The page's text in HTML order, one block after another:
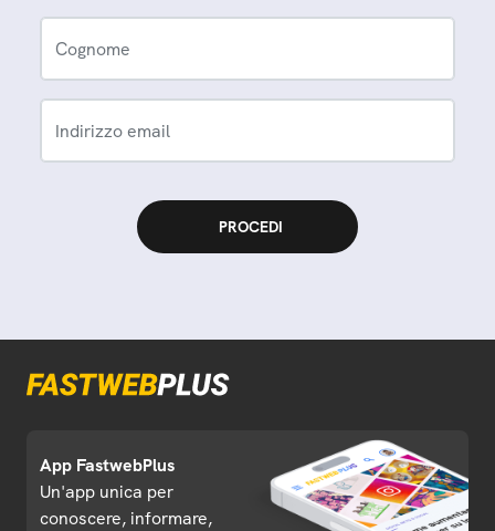
Cognome
Indirizzo email
App FastwebPlus
Un'app unica per
conoscere, informare,